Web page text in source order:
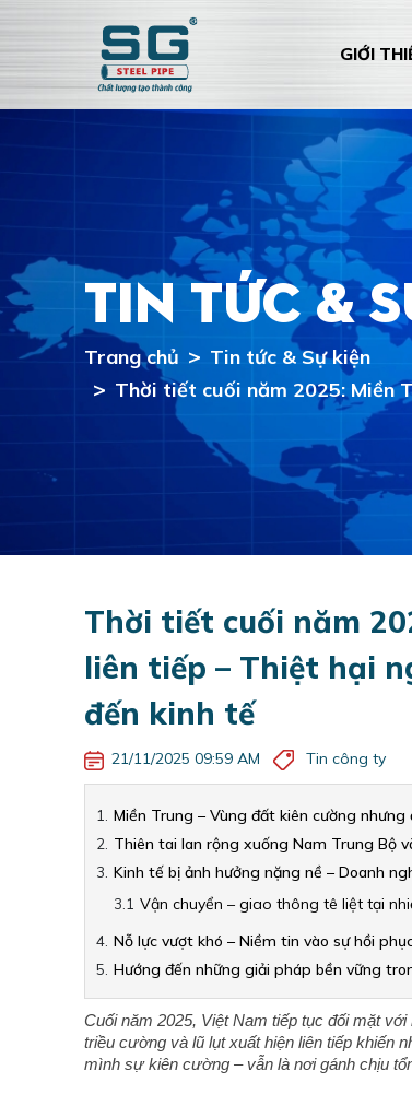
GIỚI
Tin tức &
Trang chủ
Tin tức & Sự kiện
Thời tiết cuối năm 2025: Miền
Thời tiết cuối năm
liên tiếp – Thiệt hại
đến kinh tế
21/11/2025 09:59 AM Tin công ty
Miền Trung – Vùng đất kiên cường
Thiên tai lan rộng xuống Nam Trung Bộ
Kinh tế bị ảnh hưởng nặng nề – Doanh
Vận chuyển – giao thông tê liệt tại
Nỗ lực vượt khó – Niềm tin vào sự hồi
Hướng đến những giải pháp bền vững
Cuối năm 2025, Việt Nam tiếp tục đối mặt
triều cường và lũ lụt xuất hiện liên tiếp khiến
mình sự kiên cường – vẫn là nơi gánh chịu